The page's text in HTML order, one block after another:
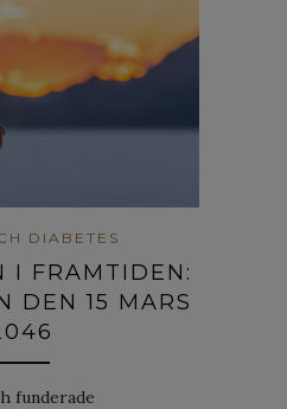
DIABETES
I FRAMTIDEN:
DEN 15 MARS
funderade